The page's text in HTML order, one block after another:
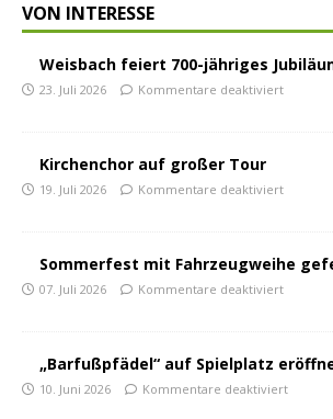
VON INTERESSE
Weisbach feiert 700-jähriges
23. Juli 2026 Kommentare deaktiviert
Kirchenchor auf großer Tour
19. Juli 2026 Kommentare deaktiviert
Sommerfest mit Fahrzeugweihe
07. Juli 2026 Kommentare deaktiviert
„Barfußpfädel“ auf Spielplatz
10. Juni 2026 Kommentare deaktiviert